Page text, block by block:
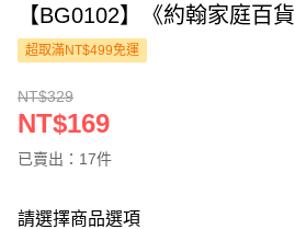
【BG0102】《約翰家庭百貨
超取滿NT$499免運
NT$329
NT$169
已賣出：17件
請選擇商品選項